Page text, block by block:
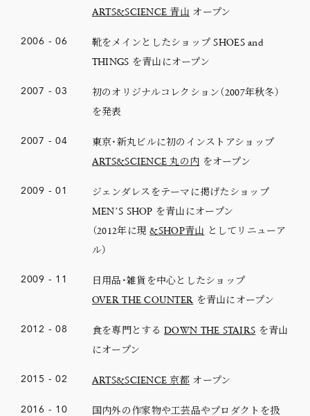
ARTS&SCIENCE 青山 オープン
2006 - 06
靴をメインとしたショップ SHOES and
THINGS を青山にオープン
2007 - 03
初のオリジナルコレクション（2007年秋冬）
を発表
2007 - 04
東京・新丸ビルに初のインストアショップ
ARTS&SCIENCE 丸の内 をオープン
2009 - 01
ジェンダレスをテーマに掲げたショップ
MENʼS SHOP を青山にオープン
（2012年に現&SHOP青山 としてリニューア
ル）
2009 - 11
日用品・雑貨を中心としたショップ
OVER THE COUNTER を青山にオープン
2012 - 08 食を専門とするDOWN THE STAIRS を青山
にオープン
2015 - 02 ARTS&SCIENCE 京都 オープン
2016 - 10
国内外の作家物や工芸品やプロダクトを扱